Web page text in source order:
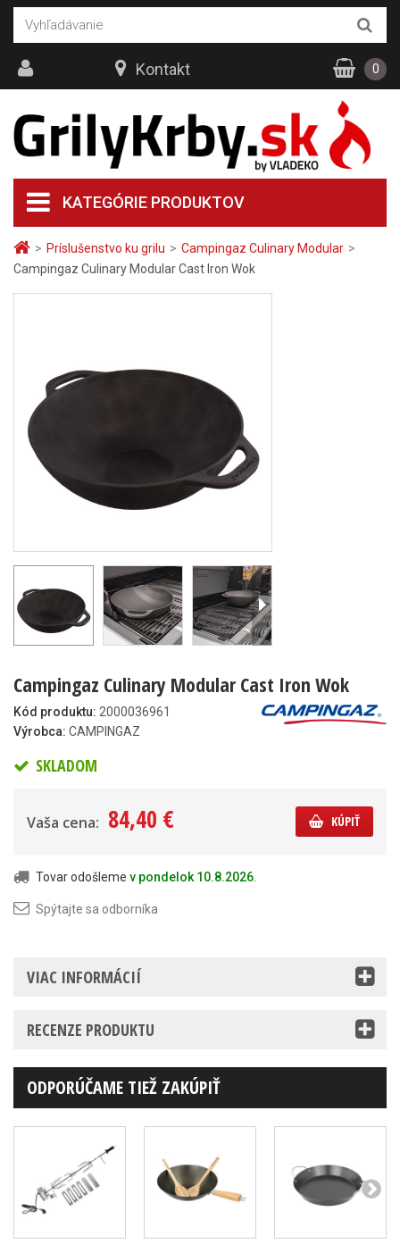
> Príslušenstvo ku grilu > Campingaz Culinary Modular >
Campingaz Culinary Modular Cast Iron Wok
Campingaz Culinary Modular Cast Iron Wok
Kód produktu: 2000036961
Výrobca: CAMPINGAZ
SKLADOM
Vaša cena: 84,40 € KÚPIŤ
Tovar odošleme v pondelok 10.8.2026
Spýtajte sa odborníka
VIAC INFORMÁCIÍ
RECENZE PRODUKTU
ODPORÚČAME TIEŽ ZAKÚPIŤ
KATEGÓRIE PRODUKTOV
Kontakt 0